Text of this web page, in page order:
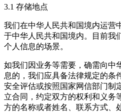
3.1 存储地点
我们在中华人民共和国境内运营
于中华人民共和国境内。目前我
个人信息的场景。
如我们因业务等需要，确需向中
息的，我们应具备法律规定的条
安全评估或按照国家网信部门制
立合同，约定双方的权利和义务
方的名称或者姓名、联系方式、